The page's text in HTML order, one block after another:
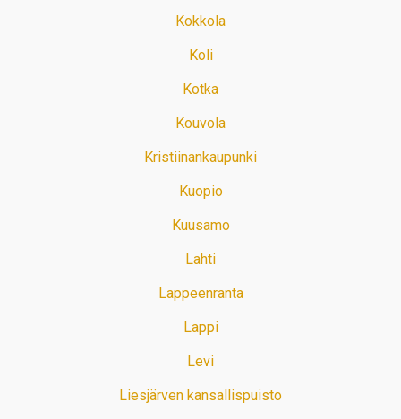
Kokkola
Koli
Kotka
Kouvola
Kristiinankaupunki
Kuopio
Kuusamo
Lahti
Lappeenranta
Lappi
Levi
Liesjärven kansallispuisto